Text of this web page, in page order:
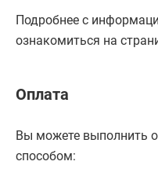
Подробнее с
ознакомиться на
Оплата
Вы можете выполнить
способом: